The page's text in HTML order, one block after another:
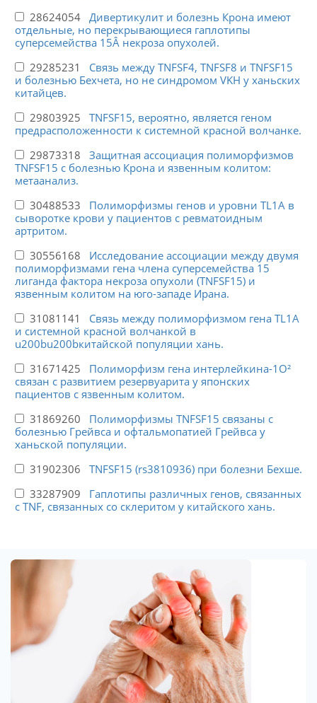
28624054 Дивертикулит и болезнь Крона имеют
отдельные, но перекрывающиеся гаплотипы
суперсемейства 15Â некроза опухолей.
29285231 Связь между TNFSF4, TNFSF8 и TNFSF15
и болезнью Бехчета, но не синдромом VKH у ханьских
китайцев.
29803925 TNFSF15, вероятно, является геном
предрасположенности к системной красной волчанке.
29873318 Защитная ассоциация полиморфизмов
TNFSF15 с болезнью Крона и язвенным колитом:
метаанализ.
30488533 Полиморфизмы генов и уровни TL1A в
сыворотке крови у пациентов с ревматоидным
артритом.
30556168 Исследование ассоциации между двумя
полиморфизмами гена члена суперсемейства 15
лиганда фактора некроза опухоли (TNFSF15) и
язвенным колитом на юго-западе Ирана.
31081141 Связь между полиморфизмом гена TL1A
и системной красной волчанкой в
u200bu200bкитайской популяции хань.
31671425 Полиморфизм гена интерлейкина-1О²
связан с развитием резервуарита у японских
пациентов с язвенным колитом.
31869260 Полиморфизмы TNFSF15 связаны с
болезнью Грейвса и офтальмопатией Грейвса у
ханьской популяции.
31902306 TNFSF15 (rs3810936) при болезни Бехше.
33287909 Гаплотипы различных генов, связанных
с TNF, связанных со склеритом у китайского хань.